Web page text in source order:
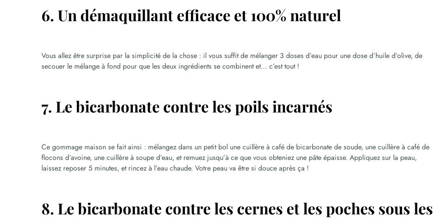
6. Un démaquillant efficace et 100% naturel
Vous allez être surprise par la simplicité de la chose : il vous suffit de mélanger 3 doses d’eau pour une dose d’huile d’olive, de
secouer le mélange à fond pour que les deux ingrédients se combinent et… c’est tout !
7. Le bicarbonate contre les poils incarnés
Ce gommage maison se fait ainsi : mélangez dans un petit bol une cuillère à café de bicarbonate de soude, une cuillère à café de
flocons d’avoine, une cuillère à soupe d’eau, et remuez jusqu’à ce que vous obteniez une pâte épaisse. Appliquez sur la peau,
laissez reposer 5 minutes, et rincez à l’eau chaude. Votre peau va être si douce après ça !
8. Le bicarbonate contre les cernes et les poches sous les